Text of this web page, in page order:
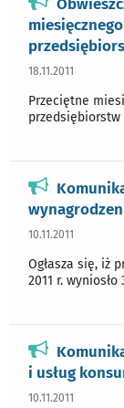
18.11.2011
Przeciętne
przedsiębiorstw
10.11.2011
Ogłasza się, iż
2011 r. wyniosło
i usług
10.11.2011